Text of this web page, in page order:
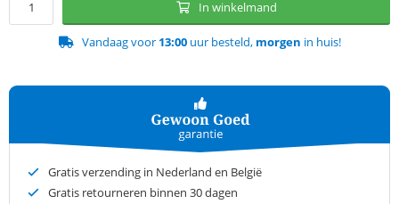
In winkelmand
Vandaag voor 13:00uur besteld, morgen in huis!
Gratis verzending in Nederland en België
Gratis retourneren binnen 30 dagen